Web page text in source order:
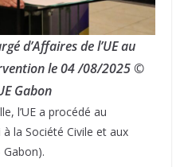
d’Affaires de l’UE au
le 04 /08/2025 ©
Gabon
l’UE a procédé au
la Société Civile et aux
Gabon).